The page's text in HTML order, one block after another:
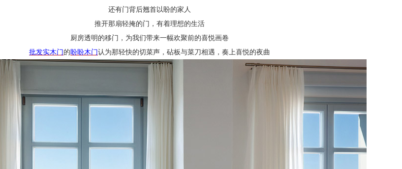
还有门背后翘首以盼的家人
推开那扇轻掩的门，有着理想的生活
厨房透明的移门，为我们带来一幅欢聚前的喜悦画卷
批发实木门 的盼盼木门认为那轻快的切菜声，砧板与菜刀相遇，奏上喜悦的夜曲